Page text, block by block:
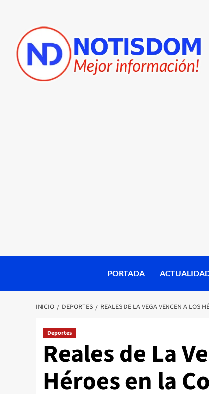
PORTADA
INICIO DEPORTES REALES DE LA VEGA VENCEN A LOS
Deportes
Reales de La
Héroes en la